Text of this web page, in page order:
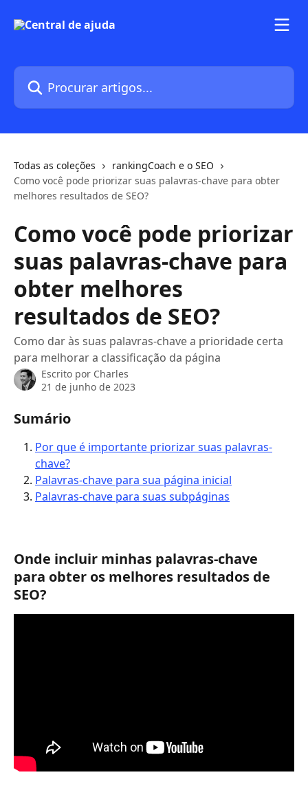
Procurar artigos...
Todas as coleções
rankingCoach e o SEO
Como você pode priorizar suas palavras-chave para obter
melhores resultados de SEO?
Como você pode priorizar
suas palavras-chave para
obter melhores
resultados de SEO?
Como dar às suas palavras-chave a prioridade certa
para melhorar a classificação da página
Escrito por Charles
21 de junho de 2023
Sumário
Por que é importante priorizar suas palavras-
chave?
Palavras-chave para sua página inicial
Palavras-chave para suas subpáginas
Onde incluir minhas palavras-chave
para obter os melhores resultados de
SEO?